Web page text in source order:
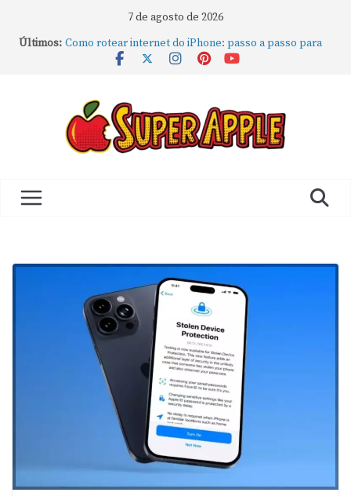
7 de agosto de 2026
Últimos: Como rotear internet do iPhone: passo a passo para
compartilhar a conexão
Como fechar rapidamente todas as janelas ou
aplicativos abertos no Mac
Como gravar tela do MacBook: passo a passo simples